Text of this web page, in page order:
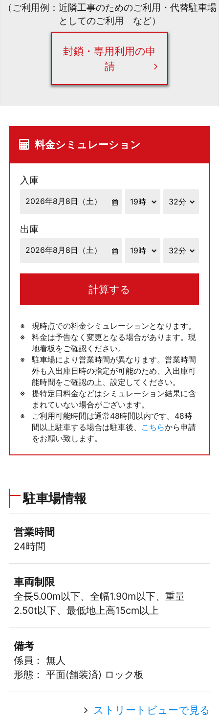
（ご利用例：近隣工事のためのご利用・代替駐車場
としてのご利用 など）
封鎖・専用利用の申
請
料金シミュレーション
入庫
出庫
計算する
現時点での料金シミュレーションとなります。
料金は予告なく変更となる場合があります。現
地看板をご確認ください。
駐車場により営業時間が異なります。営業時間
外も入出庫日時の指定が可能のため、入出庫可
能時間をご確認の上、設定してください。
提特定日料金などはシミュレーション結果に含
まれていない場合がございます。
ご利用可能時間は通常48時間以内です。48時
間以上駐車する場合は駐車後、
こちらから申請
をお願い致します。
駐車場情報
営業時間
24時間
車両制限
全長5.00m以下、全幅1.90m以下、重量
2.50t以下、最低地上高15cm以上
備考
係員： 無人
形態： 平面(舗装済) ロック板
ストリートビューで見る